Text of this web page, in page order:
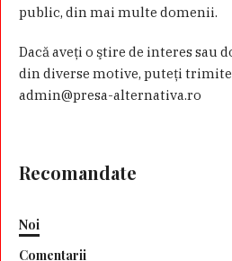
public, din mai multe domenii.
Dacă aveţi o ştire de interes sau
din diverse motive, puteţi trimite
admin@presa-alternativa.ro
Recomandate
Noi
Comentarii